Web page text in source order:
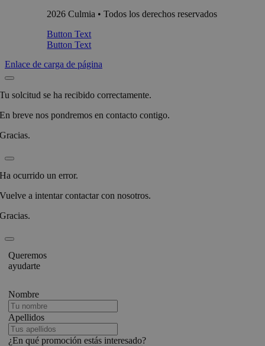
2026 Culmia • Todos los derechos reservados
Button Text
Button Text
Enlace de carga de página
Tu solcitud se ha recibido correctamente.
En breve nos pondremos en contacto contigo.
Gracias.
Ha ocurrido un error.
Vuelve a intentar contactar con nosotros.
Gracias.
Queremos
ayudarte
Nombre
Apellidos
¿En qué promoción estás interesado?